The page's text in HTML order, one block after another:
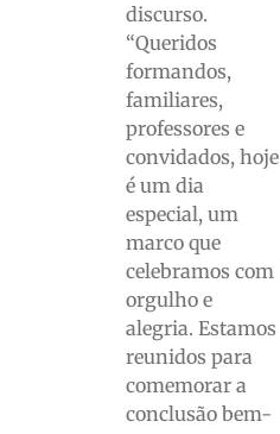
discurso.
“Queridos
formandos,
familiares,
professores e
convidados, hoje
é um dia
especial, um
marco que
celebramos com
orgulho e
alegria. Estamos
reunidos para
comemorar a
conclusão bem-